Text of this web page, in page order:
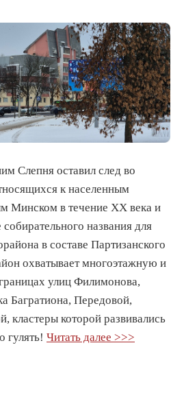
Слепня оставил след во
к населенным
Минском в течение XX века и
собирательного названия для
в составе Партизанского
охватывает многоэтажную и
улиц Филимонова,
Багратиона, Передовой,
кластеры которой развивались
гулять! Читать далее >>>